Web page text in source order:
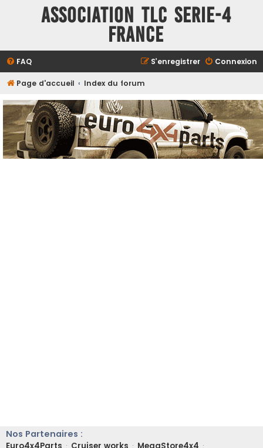
ASSOCIATION TLC SERIE-4
FRANCE
FAQ Connexion
S’enregistrer
Page d'accueil Index du forum
Nos Partenaires :